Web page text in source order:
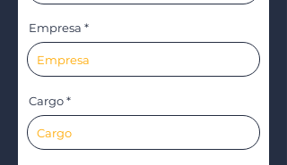
Empresa
Cargo